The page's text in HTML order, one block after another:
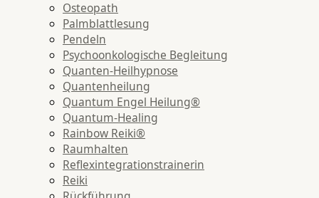
Osteopath
Palmblattlesung
Pendeln
Psychoonkologische Begleitung
Quanten-Heilhypnose
Quantenheilung
Quantum Engel Heilung®
Quantum-Healing
Rainbow Reiki®
Raumhalten
Reflexintegrationstrainerin
Reiki